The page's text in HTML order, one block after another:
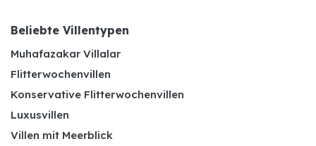
Beliebte Villentypen
Muhafazakar Villalar
Flitterwochenvillen
Konservative Flitterwochenvillen
Luxusvillen
Villen mit Meerblick